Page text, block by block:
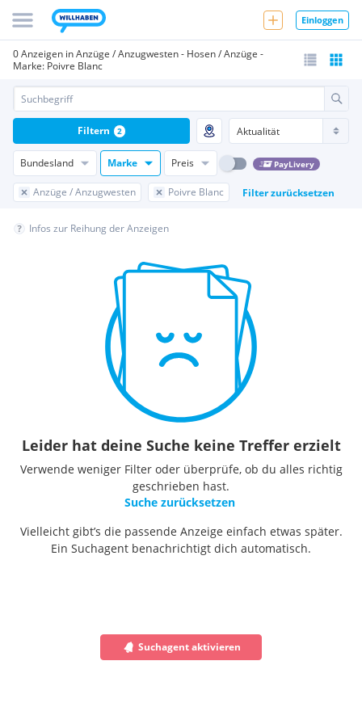
Einloggen
0 Anzeigen in Anzüge / Anzugwesten - Hosen / Anzüge -
Marke: Poivre Blanc
Bundesland Marke Preis PayLivery
Anzüge / Anzugwesten Poivre Blanc Filter zurücksetzen
Filtern 2
Infos zur Reihung der Anzeigen
Leider hat deine Suche keine Treffer erzielt
Verwende weniger Filter oder überprüfe, ob du alles richtig
geschrieben hast.
Suche zurücksetzen
Vielleicht gibt’s die passende Anzeige einfach etwas später.
Ein Suchagent benachrichtigt dich automatisch.
Suchagent aktivieren